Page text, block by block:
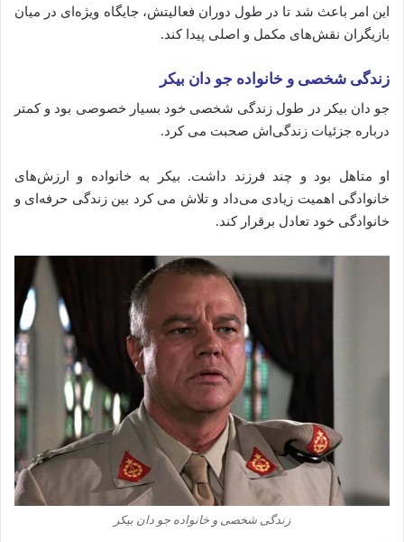
این امر باعث شد تا در طول دوران فعالیتش،جایگاه ویژه‌ای در میان
بازیگران نقش‌های مکمل و اصلی پیداکند.
زندگی شخصی و خانواده جو دان بیکر
جو دان بیکر در طول زندگی شخصیخود بسیارخصوصی بود وکمتر
درباره جزئیات زندگی‌اش صحبت می‌ کرد.
او متاهل بود و چند فرزند داشت. بیکر بهخانواده و ارزش‌های
خانوادگی اهمیت زیادی می‌داد وتلاش می‌ کرد بینزندگی حرفه‌ای و
خانوادگی خود تعادل برقرارکند.
زندگی شخصی و خانواده جو دان بیکر